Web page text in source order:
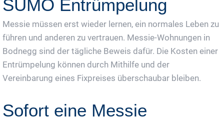
SUMO Entrümpelung
Messie müssen erst wieder lernen, ein normales Leben zu
führen und anderen zu vertrauen. Messie-Wohnungen in
Bodnegg sind der tägliche Beweis dafür. Die Kosten einer
Entrümpelung können durch Mithilfe und der
Vereinbarung eines Fixpreises überschaubar bleiben.
Sofort eine Messie